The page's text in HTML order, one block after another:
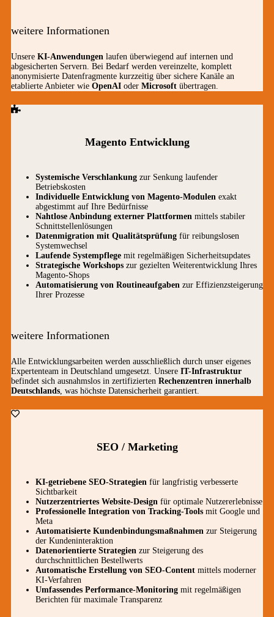
weitere Informationen
Unsere KI-Anwendungen laufen überwiegend auf internen und
abgesicherten Servern. Bei Bedarf werden vereinzelte, komplett
anonymisierte Datenfragmente kurzzeitig über sichere Kanäle an
etablierte Anbieter wie OpenAI oder Microsoft übertragen.
Magento Entwicklung
Systemische Verschlankung zur Senkung laufender
Betriebskosten
Individuelle Entwicklung von Magento-Modulen exakt
abgestimmt auf Ihre Bedürfnisse
Nahtlose Anbindung externer Plattformen mittels stabiler
Schnittstellenlösungen
Datenmigration mit Qualitätsprüfung für reibungslosen
Systemwechsel
Laufende Systempflege mit regelmäßigen Sicherheitsupdates
Strategische Workshops zur gezielten Weiterentwicklung Ihres
Magento-Shops
Automatisierung von Routineaufgaben zur Effizienzsteigerung
Ihrer Prozesse
weitere Informationen
Alle Entwicklungsarbeiten werden ausschließlich durch unser eigenes
Expertenteam in Deutschland umgesetzt. Unsere IT-Infrastruktur
befindet sich ausnahmslos in zertifizierten Rechenzentren innerhalb
Deutschlands, was höchste Datensicherheit garantiert.
SEO / Marketing
KI-getriebene SEO-Strategien für langfristig verbesserte
Sichtbarkeit
Nutzerzentriertes Website-Design für optimale Nutzererlebnisse
Professionelle Integration von Tracking-Tools mit Google und
Meta
Automatisierte Kundenbindungsmaßnahmen zur Steigerung
der Kundeninteraktion
Datenorientierte Strategien zur Steigerung des
durchschnittlichen Bestellwerts
Automatische Erstellung von SEO-Content mittels moderner
KI-Verfahren
Umfassendes Performance-Monitoring mit regelmäßigen
Berichten für maximale Transparenz